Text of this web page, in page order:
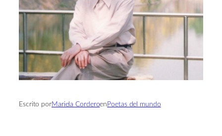
Escrito porMariela Corderoen Poetas del mundo